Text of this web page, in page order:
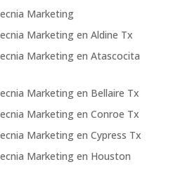
Marketing
Marketing en Aldine Tx
Marketing en Atascocita
Marketing en Bellaire Tx
Marketing en Conroe Tx
Marketing en Cypress Tx
Marketing en Houston